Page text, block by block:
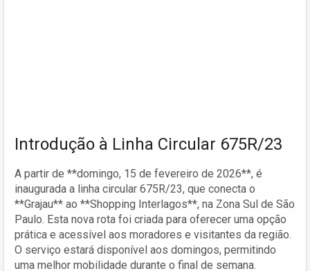
Introdução à Linha Circular 675R/23
A partir de **domingo, 15 de fevereiro de 2026**, é
inaugurada a linha circular 675R/23, que conecta o
**Grajau** ao **Shopping Interlagos**, na Zona Sul de São
Paulo. Esta nova rota foi criada para oferecer uma opção
prática e acessível aos moradores e visitantes da região.
O serviço estará disponível aos domingos, permitindo
uma melhor mobilidade durante o final de semana.